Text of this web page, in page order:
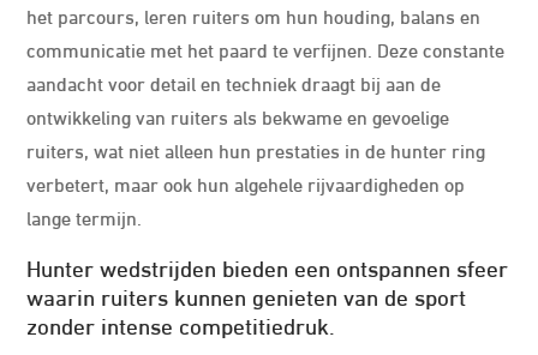
het parcours, leren ruiters om hun houding, balans en
communicatie met het paard te verfijnen. Deze constante
aandacht voor detail en techniek draagt bij aan de
ontwikkeling van ruiters als bekwame en gevoelige
ruiters, wat niet alleen hun prestaties in de hunter ring
verbetert, maar ook hun algehele rijvaardigheden op
lange termijn.
Hunter wedstrijden bieden een ontspannen sfeer
waarin ruiters kunnen genieten van de sport
zonder intense competitiedruk.